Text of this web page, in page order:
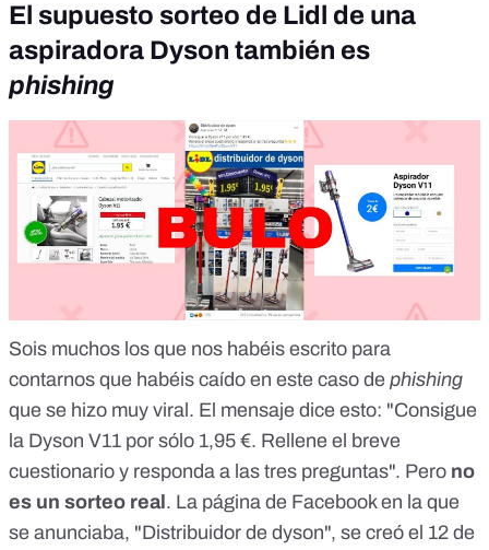
El supuesto sorteo de Lidl de una
aspiradora Dyson también es
phishing
Sois muchos los que nos habéis escrito para
contarnos que habéis caído en este caso de phishing
que se hizo muy viral. El mensaje dice esto: "Consigue
la Dyson V11 por sólo 1,95 €. Rellene el breve
cuestionario y responda a las tres preguntas". Pero no
es un sorteo real. La página de Facebook en la que
se anunciaba, "Distribuidor de dyson", se creó el 12 de